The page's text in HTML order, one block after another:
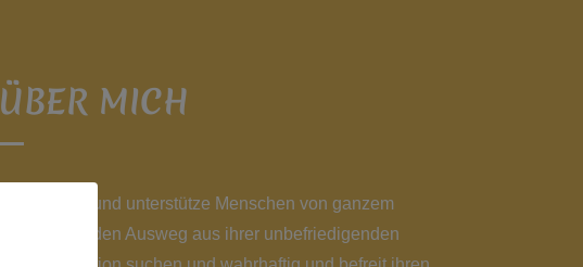
ÜBER MICH
Ich begleite und unterstütze Menschen von ganzem
Herzen, die den Ausweg aus ihrer unbefriedigenden